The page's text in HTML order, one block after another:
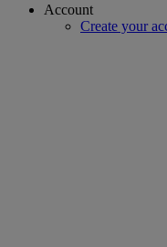
Account
Create your